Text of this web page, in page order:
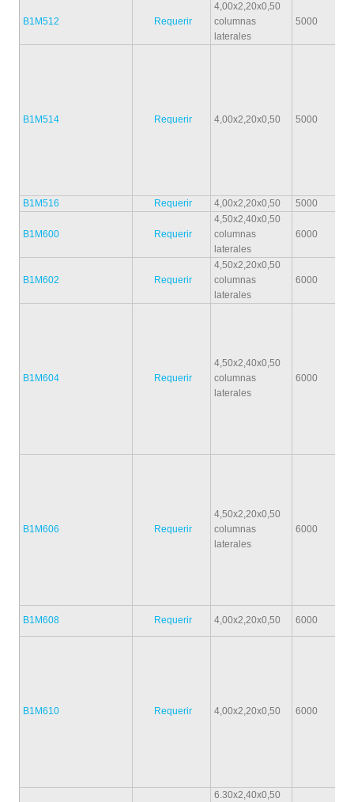
B1M512 Requerir
4,00x2,20x0,50
columnas
laterales
5000
B1M514 Requerir 4,00x2,20x0,50 5000
B1M516 Requerir 4,00x2,20x0,50 5000
B1M600 Requerir
4,50x2,40x0,50
columnas
laterales
6000
B1M602 Requerir
4,50x2,20x0,50
columnas
laterales
6000
B1M604 Requerir
4,50x2,40x0,50
columnas
laterales
6000
B1M606 Requerir
4,50x2,20x0,50
columnas
laterales
6000
B1M608 Requerir 4,00x2,20x0,50 6000
B1M610 Requerir 4,00x2,20x0,50 6000
6.30x2,40x0,50